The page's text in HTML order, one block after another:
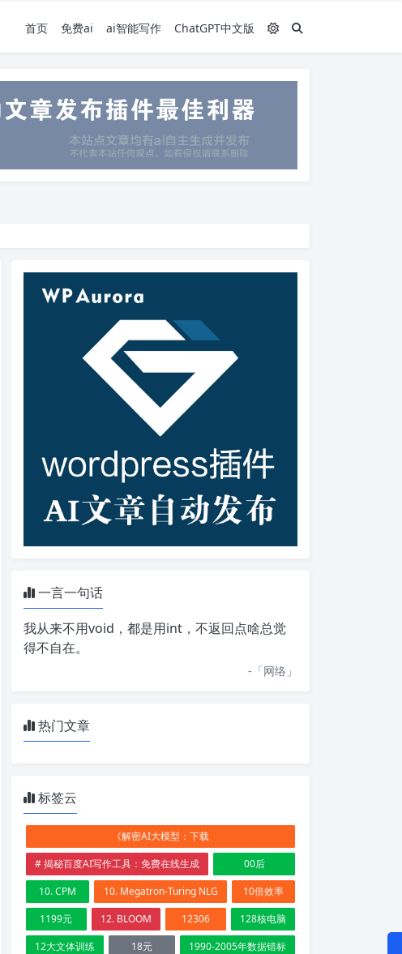
首页 免费ai ai智能写作 ChatGPT中文版
一言一句话
我从来不用void，都是用int，不返回点啥总觉
得不自在。
-「网络 」
热门文章
标签云
《解密AI大模型：下载
# 揭秘百度AI写作工具：免费在线生成
00后
10. CPM
10. Megatron-Turing NLG
10倍效率
1199元
12. BLOOM 12306
128核电脑
12大文体训练
18元
1990-2005年数据错标